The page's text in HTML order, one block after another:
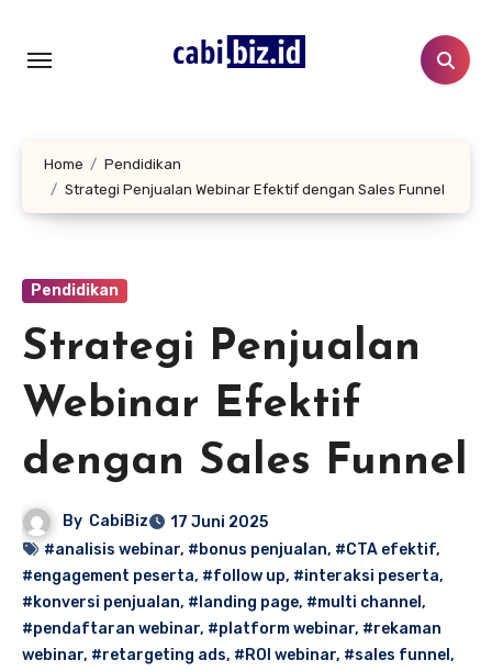
konten
Home
Pendidikan
Strategi Penjualan Webinar Efektif dengan Sales Funnel
Pendidikan
Strategi Penjualan
Webinar Efektif
dengan Sales Funnel
By CabiBiz
17 Juni 2025
#analisis webinar, #bonus penjualan, #CTA efektif,
#engagement peserta, #follow up, #interaksi peserta,
#konversi penjualan, #landing page, #multi channel ,
#pendaftaran webinar, #platform webinar, #rekaman
webinar, #retargeting ads, #ROI webinar, #sales funnel ,